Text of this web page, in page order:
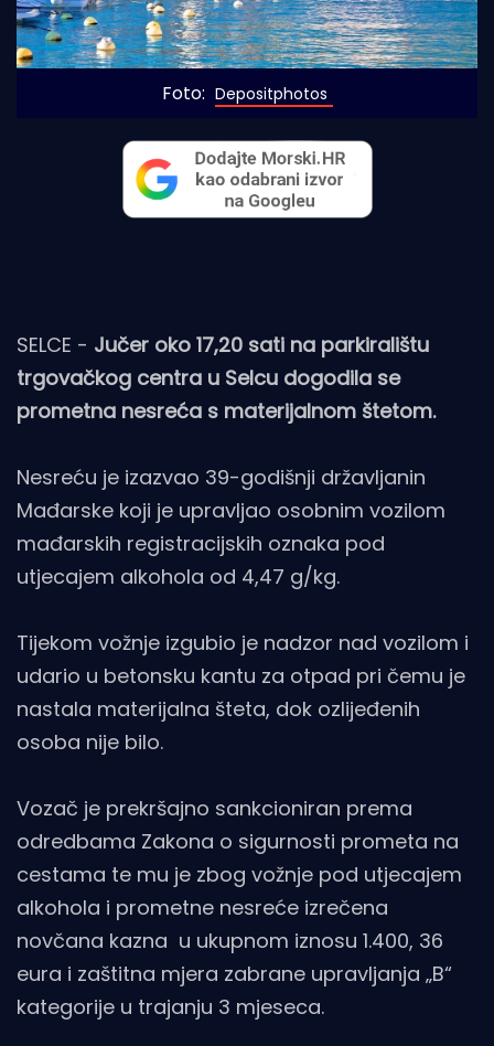
Foto: Depositphotos
SELCE - Jučer oko 17,20 sati na parkiralištu
trgovačkog centra u Selcu dogodila se
prometna nesreća s materijalnom štetom.
Nesreću je izazvao 39-godišnji državljanin
Mađarske koji je upravljao osobnim vozilom
mađarskih registracijskih oznaka pod
utjecajem alkohola od 4,47 g/kg.
Tijekom vožnje izgubio je nadzor nad vozilom i
udario u betonsku kantu za otpad pri čemu je
nastala materijalna šteta, dok ozlijeđenih
osoba nije bilo.
Vozač je prekršajno sankcioniran prema
odredbama Zakona o sigurnosti prometa na
cestama te mu je zbog vožnje pod utjecajem
alkohola i prometne nesreće izrečena
novčana kazna u ukupnom iznosu 1.400, 36
eura i zaštitna mjera zabrane upravljanja „B“
kategorije u trajanju 3 mjeseca.